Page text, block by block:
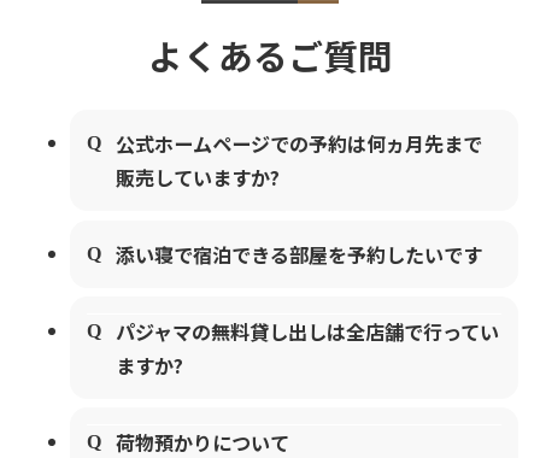
よくあるご質問
公式ホームページでの予約は何ヵ月先まで
販売していますか?
添い寝で宿泊できる部屋を予約したいです
パジャマの無料貸し出しは全店舗で行ってい
ますか?
荷物預かりについて